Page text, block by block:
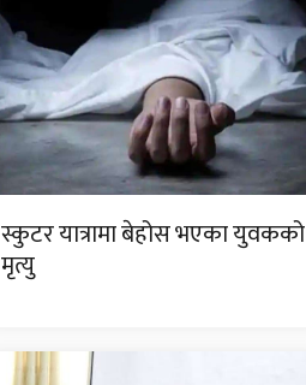
स्कुटर यात्रामा बेहोस भएका युवकको
मृत्यु